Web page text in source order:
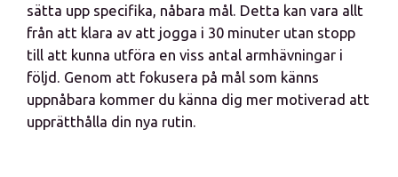
sätta upp specifika, nåbara mål. Detta kan vara allt
från att klara av att jogga i 30 minuter utan stopp
till att kunna utföra en viss antal armhävningar i
följd. Genom att fokusera på mål som känns
uppnåbara kommer du känna dig mer motiverad att
upprätthålla din nya rutin.